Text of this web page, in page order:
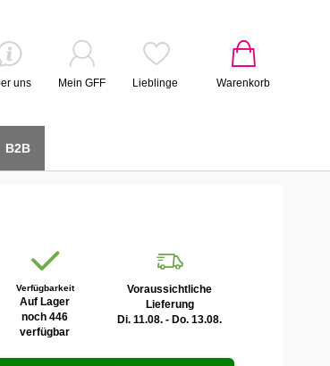
Warenkorb
uns Mein GFF Lieblinge
B2B
Verfügbarkeit
Auf Lager
noch 446
verfügbar
Voraussichtliche
Lieferung
Di. 11.08. - Do. 13.08.